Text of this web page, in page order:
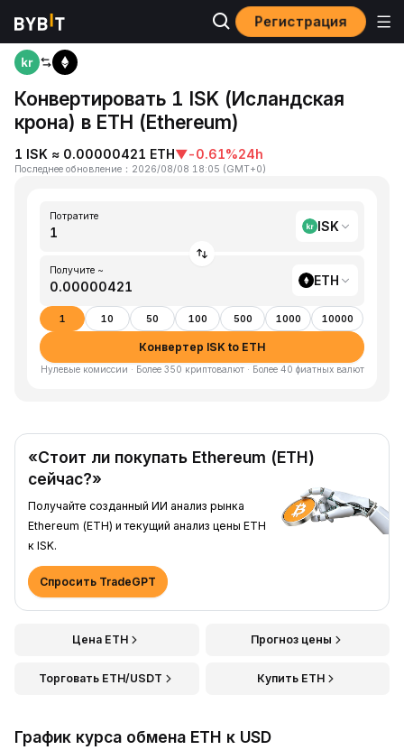
Регистрация
Главная
Конвертировать 1 ISK (Исландская
крона) в ETH (Ethereum)
1 ISK ≈ 0.00000421 ETH▼-0.61%24h
Последнее обновление ： 2026/08/08 18:05 (GMT+0)
Потратите
ISK
Получите ~
ETH
1 10 50 100 500 1000 10000
Конвертер ISK to ETH
Нулевые комиссии · Более 350 криптовалют · Более 40 фиатных валют
«Стоит ли покупать Ethereum (ETH)
сейчас?»
Получайте созданный ИИ анализ рынка
Ethereum (ETH) и текущий анализ цены ETH
к ISK.
Спросить TradeGPT
Цена ETH Прогноз цены
Торговать ETH/USDT Купить ETH
График курса обмена ETH к USD